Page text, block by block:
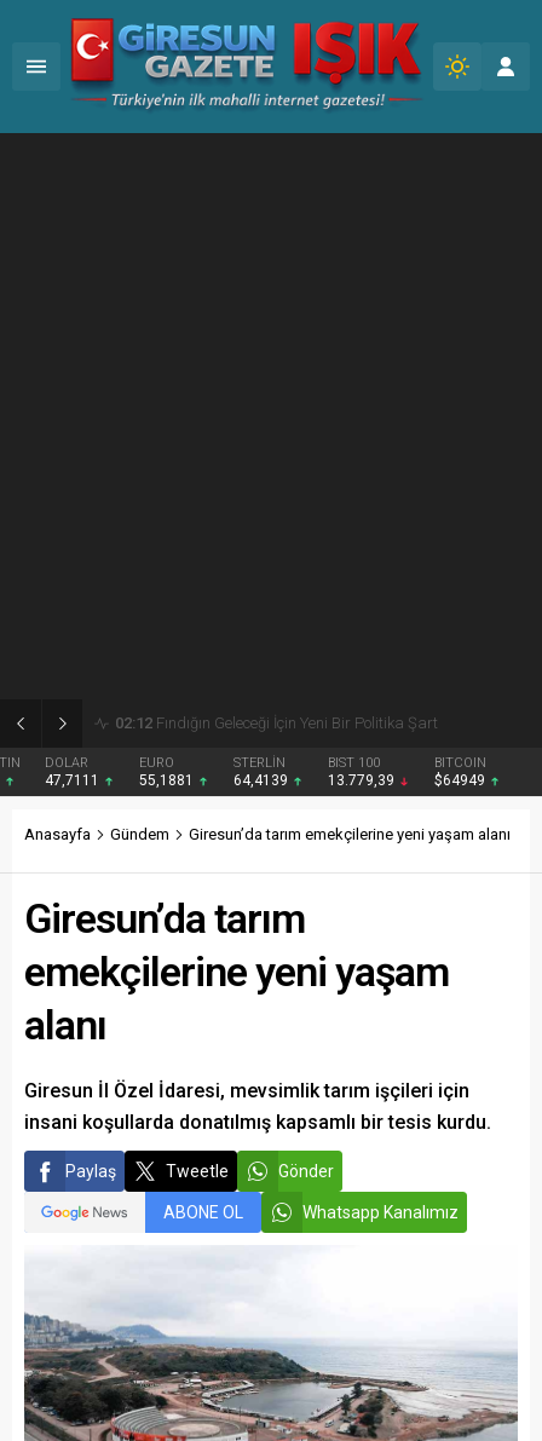
02:09 Giresun’da etkinlik maratonu tamamlandı
DOLAR
47,7111
EURO
55,1881
STERLİN
64,4139
BIST 100
13.779,39
BITCOIN
$64949
Anasayfa Gündem Giresun’da tarım emekçilerine yeni yaşam alanı
Giresun’da tarım
emekçilerine yeni yaşam
alanı
Giresun İl Özel İdaresi, mevsimlik tarım işçileri için
insani koşullarda donatılmış kapsamlı bir tesis kurdu.
Paylaş Tweetle Gönder
ABONE OL Whatsapp Kanalımız